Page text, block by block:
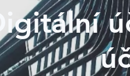
Digitální